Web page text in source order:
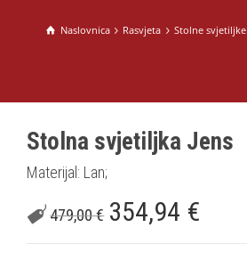
Naslovnica Rasvjeta Stolne svjetiljke
Stolna svjetiljka Jens
Materijal: Lan;
479,00€ 354,94 €